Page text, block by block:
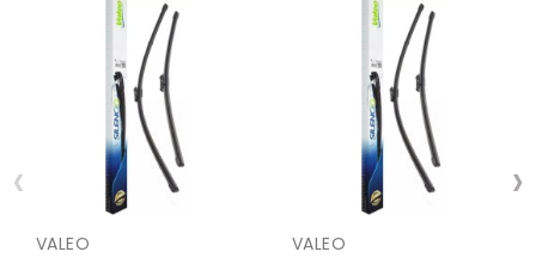
VALEO VALEO
‹ ›